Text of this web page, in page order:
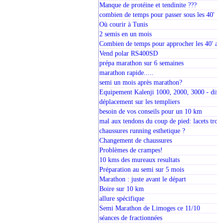
Manque de protéine et tendinite ???
combien de temps pour passer sous les 40'
Où courir à Tunis
2 semis en un mois
Combien de temps pour approcher les 40'
Vend polar RS400SD
prépa marathon sur 6 semaines
marathon rapide.....
semi un mois après marathon?
Equipement Kalenji 1000, 2000, 3000 -
déplacement sur les templiers
besoin de vos conseils pour un 10 km
mal aux tendons du coup de pied: lacets
chaussures running esthetique ?
Changement de chaussures
Problèmes de crampes!
10 kms des mureaux resultats
Préparation au semi sur 5 mois
Marathon : juste avant le départ
Boire sur 10 km
allure spécifique
Semi Marathon de Limoges ce 11/10
séances de fractionnées